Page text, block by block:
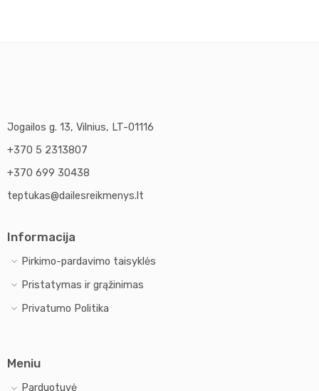
Jogailos g. 13, Vilnius, LT-01116
+370 5 2313807
+370 699 30438
teptukas@dailesreikmenys.lt
Informacija
Pirkimo-pardavimo taisyklės
Pristatymas ir grąžinimas
Privatumo Politika
Meniu
Parduotuvė